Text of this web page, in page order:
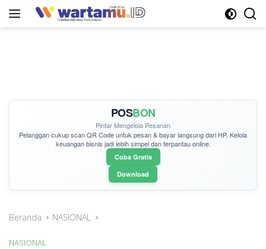
POSBON
Pintar Mengelola Pesanan
Pelanggan cukupscan QR Codeuntuk pesan & bayar langsung dari HP. Kelola
keuangan bisnis jadi lebih simpel dan terpantau online.
Coba Gratis
Download
Beranda NASIONAL
NASIONAL